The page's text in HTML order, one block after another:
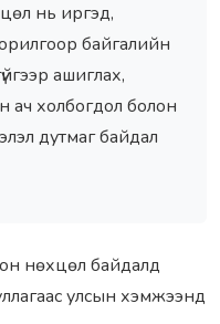
нь иргэд,
байгалийн
ашиглах,
ач холбогдол болон
дутмаг байдал
нөхцөл байдалд
улсын хэмжээнд